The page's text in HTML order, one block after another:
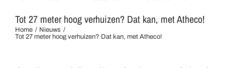
Tot 27 meter hoog verhuizen? Dat kan, met Atheco!
Home
Nieuws
Tot 27 meter hoog verhuizen? Dat kan, met Atheco!